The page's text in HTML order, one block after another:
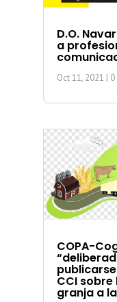
D.O.
a
Oct 11, 2021 |
COPA-
CCI sobre
granja a